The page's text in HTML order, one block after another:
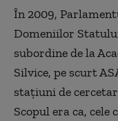
În 2009,
Domeniilor
subordine de la
Silvice, pe scurt
stațiuni de
Scopul era ca,